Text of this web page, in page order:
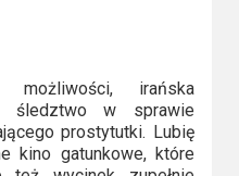
możliwości, irańska
śledztwo w sprawie
prostytutki. Lubię
kino gatunkowe, które